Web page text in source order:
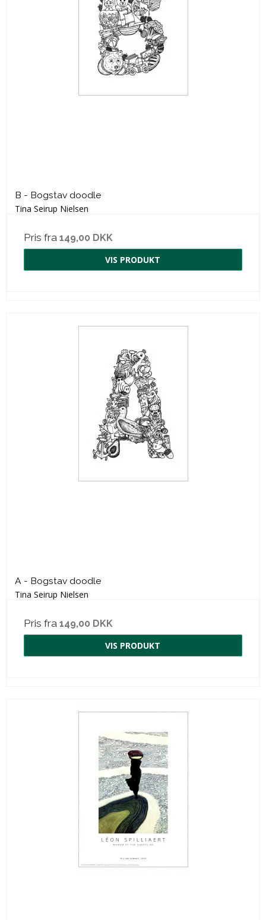
B - Bogstav doodle
Tina Seirup Nielsen
Pris fra 149,00 DKK
VIS PRODUKT
A - Bogstav doodle
Tina Seirup Nielsen
Pris fra 149,00 DKK
VIS PRODUKT